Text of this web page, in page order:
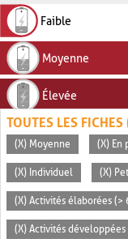
Faible
Moyenne
Élevée
TOUTES LES
(X) Moyenne (X) En
(X) Individuel (X)
(X) Activités élaborées (>
(X) Activités